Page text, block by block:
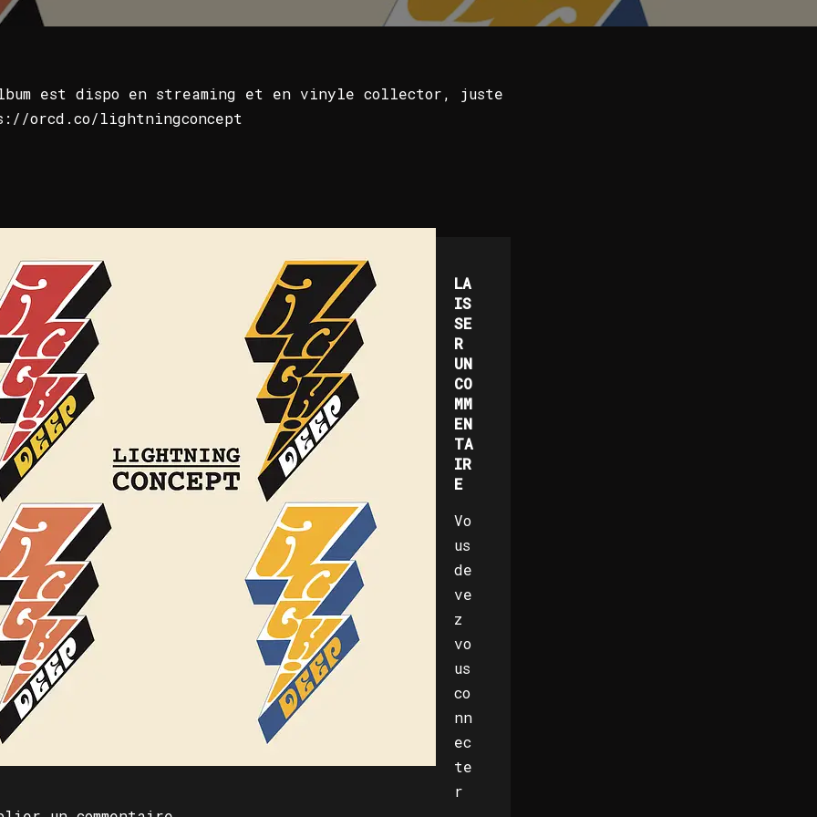
est dispo en streaming et en vinyle collector, juste
orcd.co/lightningconcept
LA
IS
SE
R
UN
CO
MM
EN
TA
IR
E
Vo
us
de
ve
z
vo
us
co
nn
ec
te
r